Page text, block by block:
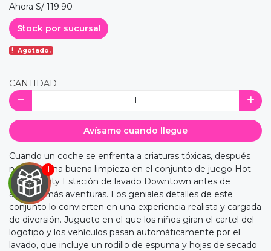
Ahora S/ 119.90
Stock por sucursal
Agotado.
CANTIDAD
Avísame cuando llegue
Cuando un coche se enfrenta a criaturas tóxicas, después
necesita una buena limpieza en el conjunto de juego Hot
Wheels City Estación de lavado Downtown antes de
afrontar más aventuras. Los geniales detalles de este
conjunto lo convierten en una experiencia realista y cargada
de diversión. Juguete en el que los niños giran el cartel del
logotipo y los vehículos pasan automáticamente por el
lavado, que incluye un rodillo de espuma y hojas de secado